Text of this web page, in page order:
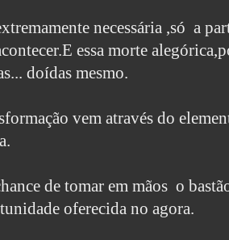
necessária ,só a
E essa morte
doídas mesmo.
vem através do
de tomar em mãos o
oferecida no agora.